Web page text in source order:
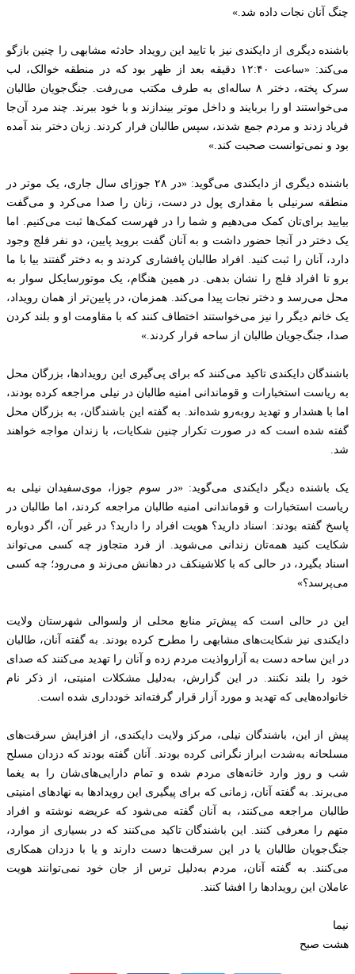
چنگ آنان نجات داده شد.»
باشنده دیگری از دایکندی نیز با تایید این رویداد حادثه مشابهی را چنین بازگو
می‌کند: «ساعت ۱۲:۴۰ دقیقه بعد از ظهر بود که در منطقه خوالک، لب
سرک پخته، دختر ۸ ساله‌ای به طرف مکتب می‌رفت. جنگ‌جویان طالبان
می‌خواستند او را بربایند و داخل موتر بیندازند و با خود ببرند. چند مرد آن‌جا
فریاد زدند و مردم جمع شدند، سپس طالبان فرار کردند. زبان دختر بند آمده
بود و نمی‌توانست صحبت کند.»
باشنده دیگری از دایکندی می‌گوید: «در ۲۸ جوزای سال جاری، یک موتر در
منطقه سرنیلی با مقداری پول در دست، زنان را صدا می‌کرد و می‌گفت
بیایید برای‌تان کمک می‌دهیم و شما را در فهرست کمک‌ها ثبت می‌کنیم. اما
یک دختر در آنجا حضور داشت و به آنان گفت بروید پایین، دو نفر فلج وجود
دارد، آنان را ثبت کنید. افراد طالبان پافشاری کردند و به دختر گفتند بیا با ما
برو تا افراد فلج را نشان بدهی. در همین هنگام، یک موتورسایکل سوار به
محل می‌رسد و دختر نجات پیدا می‌کند. همزمان، در پایین‌تر از همان رویداد،
یک خانم دیگر را نیز می‌خواستند اختطاف کنند که با مقاومت او و بلند کردن
صدا، جنگ‌جویان طالبان از ساحه فرار کردند.»
باشندگان دایکندی تاکید می‌کنند که برای پی‌گیری این رویدادها، بزرگان محل
به ریاست استخبارات و قوماندانی امنیه طالبان در نیلی مراجعه کرده بودند،
اما با هشدار و تهدید روبه‌رو شده‌اند. به گفته این باشندگان، به بزرگان محل
گفته شده است که در صورت تکرار چنین شکایات، با زندان مواجه خواهند
شد.
یک باشنده دیگر دایکندی می‌گوید: «در سوم جوزا، موی‌سفیدان نیلی به
ریاست استخبارات و قوماندانی امنیه طالبان مراجعه کردند، اما طالبان در
پاسخ گفته بودند: اسناد دارید؟ هویت افراد را دارید؟ در غیر آن، اگر دوباره
شکایت کنید همه‌تان زندانی می‌شوید. از فرد متجاوز چه کسی می‌تواند
اسناد بگیرد، در حالی که با کلاشینکف در دهانش می‌زند و می‌رود؛ چه کسی
می‌پرسد؟»
این در حالی است که پیش‌تر منابع محلی از ولسوالی شهرستان ولایت
دایکندی نیز شکایت‌های مشابهی را مطرح کرده بودند. به گفته آنان، طالبان
در این ساحه دست به آزارواذیت مردم زده و آنان را تهدید می‌کنند که صدای
خود را بلند نکنند. در این گزارش، به‌دلیل مشکلات امنیتی، از ذکر نام
خانواده‌هایی که تهدید و مورد آزار قرار گرفته‌اند خودداری شده است.
پیش از این، باشندگان نیلی، مرکز ولایت دایکندی، از افزایش سرقت‌های
مسلحانه به‌شدت ابراز نگرانی کرده بودند. آنان گفته بودند که دزدان مسلح
شب و روز وارد خانه‌های مردم شده و تمام دارایی‌های‌شان را به یغما
می‌برند. به گفته آنان، زمانی که برای پیگیری این رویدادها به نهادهای امنیتی
طالبان مراجعه می‌کنند، به آنان گفته می‌شود که عریضه نوشته و افراد
متهم را معرفی کنند. این باشندگان تاکید می‌کنند که در بسیاری از موارد،
جنگ‌جویان طالبان یا در این سرقت‌ها دست دارند و یا با دزدان همکاری
می‌کنند. به گفته آنان، مردم به‌دلیل ترس از جان خود نمی‌توانند هویت
عاملان این رویدادها را افشا کنند.
نیما
هشت صبح